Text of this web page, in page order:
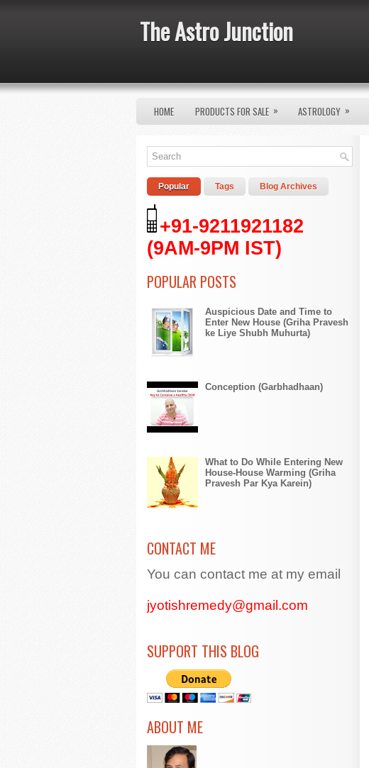
The Astro Junction
HOME PRODUCTS FOR SALE » ASTROLOGY »
Popular Tags Blog Archives
+91-9211921182
(9AM-9PM IST)
POPULAR POSTS
Auspicious Date and Time to
Enter New House (Griha Pravesh
ke Liye Shubh Muhurta)
Conception (Garbhadhaan)
What to Do While Entering New
House-House Warming (Griha
Pravesh Par Kya Karein)
CONTACT ME
You can contact me at my email
jyotishremedy@gmail.com
SUPPORT THIS BLOG
ABOUT ME